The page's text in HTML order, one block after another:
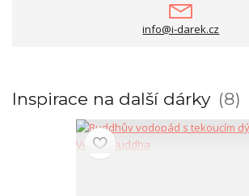
info@i-darek.cz
Inspirace na další dárky 8